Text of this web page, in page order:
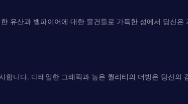
유산과 뱀파이어에 대한 물건들로 가득한 성에서 당신
니다. 디테일한 그래픽과 높은 퀄리티의 더빙은 당신의